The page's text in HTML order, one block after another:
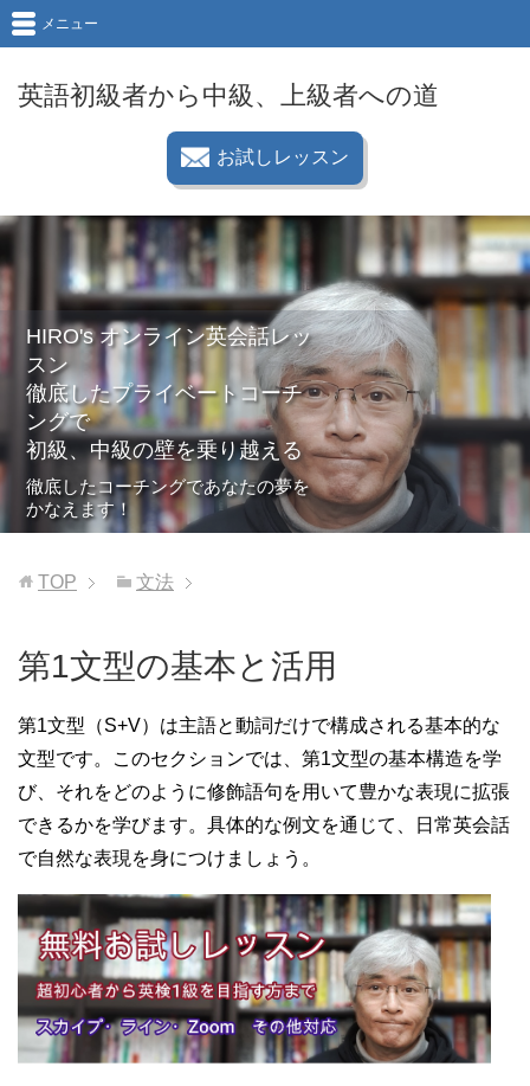
英語初級者から中級、上級者への道
お試しレッスン
メニュー
HIRO's オンライン英会話レッ
スン
徹底したプライベートコーチ
ングで
初級、中級の壁を乗り越える
徹底したコーチングであなたの夢を
かなえます！
TOP 文法
第1文型の基本と活用
第1文型（S+V）は主語と動詞だけで構成される基本的な
文型です。このセクションでは、第1文型の基本構造を学
び、それをどのように修飾語句を用いて豊かな表現に拡張
できるかを学びます。具体的な例文を通じて、日常英会話
で自然な表現を身につけましょう。